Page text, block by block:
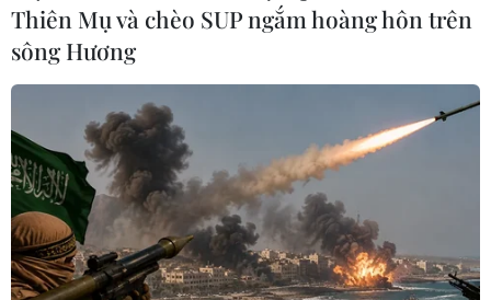
Cảnh báo vùng Đồng bằng sông Cửu Long
có thể chìm hoàn toàn
20/02/2019 08:37
Theo các nhà khoa học, việc khai thác nước ngầm quá
mức kết hợp với tốc độ gia tăng mực nước biển đã kéo
theo tình trạng sụt lún đất, có thể khiến gần như toàn bộ
Thiên Mụ và chèo SUP ngắm hoàng hôn trên
sông Hương